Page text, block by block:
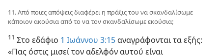
11. Από ποιες απόψεις διαφέρει η πράξις του να σκανδαλίσωμε
κάποιον ακούσια από το να τον σκανδαλίσωμε εκούσια;
11 Στο εδάφιο 1 Ιωάννου 3:15αναγράφονται τα εξής:
«Πας όστις μισεί τον αδελφόν αυτού είναι